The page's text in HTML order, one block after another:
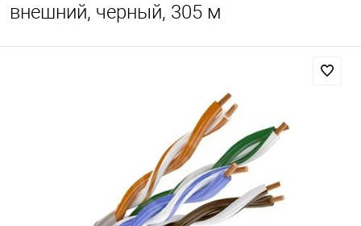
внешний, черный, 305 м